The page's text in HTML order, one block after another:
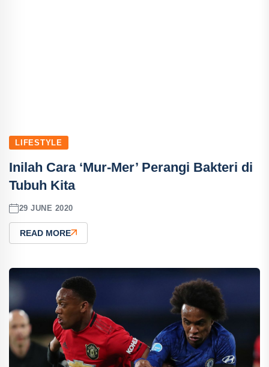
LIFESTYLE
Inilah Cara ‘Mur-Mer’ Perangi Bakteri di
Tubuh Kita
29 JUNE 2020
READ MORE